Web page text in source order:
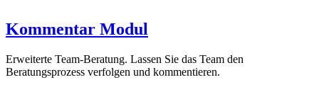
Kommentar Modul
Erweiterte Team-Beratung. Lassen Sie das Team den
Beratungsprozess verfolgen und kommentieren.